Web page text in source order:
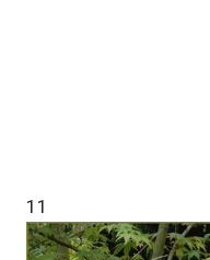
11